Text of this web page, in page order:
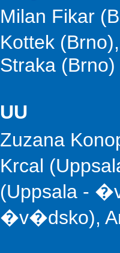
Milan Fikar
Kottek
Straka (Brno)
UU
Zuzana
Krcal
(Uppsala -
�v�dsko),